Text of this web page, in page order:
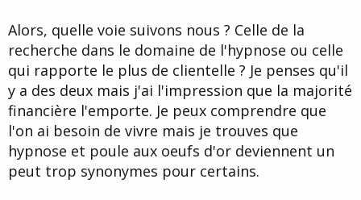
Alors, quelle voie suivons nous ? Celle de la
recherche dans le domaine de l'hypnose ou celle
qui rapporte le plus de clientelle ? Je penses qu'il
y a des deux mais j'ai l'impression que la majorité
financière l'emporte. Je peux comprendre que
l'on ai besoin de vivre mais je trouves que
hypnose et poule aux oeufs d'or deviennent un
peut trop synonymes pour certains.